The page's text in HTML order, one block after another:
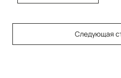
Следующая